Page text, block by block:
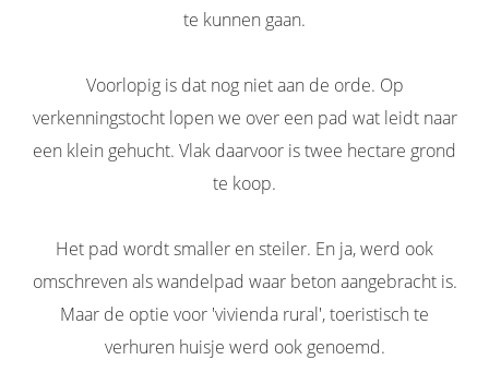
te kunnen gaan.
Voorlopig is dat nog niet aan de orde. Op
verkenningstocht lopen we over een pad wat leidt naar
een klein gehucht. Vlak daarvoor is twee hectare grond
te koop.
Het pad wordt smaller en steiler. En ja, werd ook
omschreven als wandelpad waar beton aangebracht is.
Maar de optie voor 'vivienda rural', toeristisch te
verhuren huisje werd ook genoemd.